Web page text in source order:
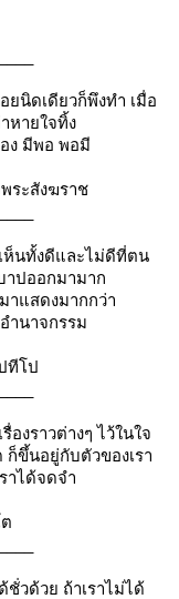
นิดเดียวก็พึงทำ เมื่อ
หายใจทิ้ง
อง มีพอ พอมี
ระสังฆราช
ห็นทั้งดีและไม่ดีที่ตน
าปออกมามาก
าแสดงมากกว่า
ำนาจกรรม
ทีโป
งราวต่างๆ ไว้ในใจ
ก็ขึ้นอยู่กับตัวของเรา
าได้จดจำ
วด้วย ถ้าเราไม่ได้